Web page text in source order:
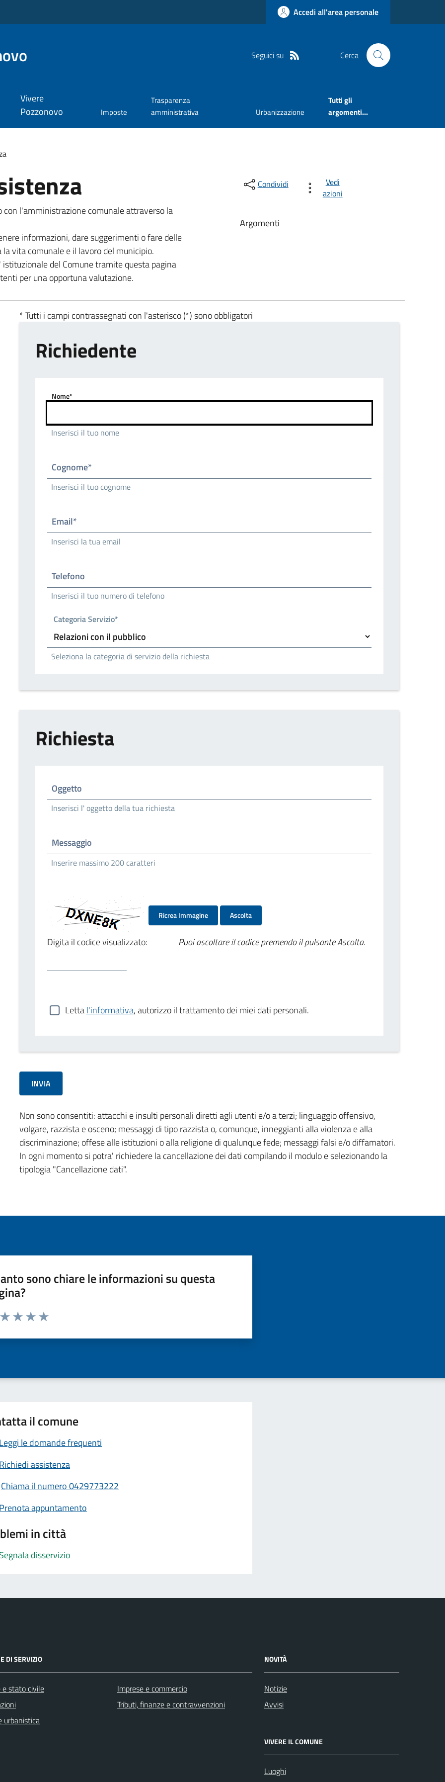
Accedi all'area personale
Seguici su Cerca
Vivere
Pozzonovo
Imposte
Trasparenza
amministrativa
Urbanizzazione
Tutti gli
argomenti...
con l'amministrazione comunale attraverso la
informazioni, dare suggerimenti o fare delle
vita comunale e il lavoro del municipio.
del Comune tramite questa pagina
per una opportuna valutazione.
Condividi
Vedi
azioni
Argomenti
* Tutti i campi contrassegnati con l'asterisco (*) sono obbligatori
Richiedente
Nome*
Inserisci il tuo nome
Cognome*
Inserisci il tuo cognome
Email*
Inserisci la tua email
Telefono
Inserisci il tuo numero di telefono
Categoria Servizio*
Seleziona la categoria di servizio della richiesta
Richiesta
Oggetto
Inserisci l' oggetto della tua richiesta
Messaggio
Inserire massimo 200 caratteri
Ricrea Immagine Ascolta
Digita il codice visualizzato: Puoi ascoltare il codice premendo il pulsante Ascolta.
Lettal'informativa, autorizzo il trattamento dei miei dati personali.
Non sono consentiti: attacchi e insulti personali diretti agli utenti e/o a terzi; linguaggio offensivo,
volgare, razzista e osceno; messaggi di tipo razzista o, comunque, inneggianti alla violenza e alla
discriminazione; offese alle istituzioni o alla religione di qualunque fede; messaggi falsi e/o diffamatori.
In ogni momento si potra' richiedere la cancellazione dei dati compilando il modulo e selezionando la
tipologia "Cancellazione dati".
sono chiare le informazioni su questa
da 1 a 5 stelle la pagina
il comune
Leggi le domande frequenti
Richiedi assistenza
Chiama il numero 0429773222
Prenota appuntamento
in città
Segnala disservizio
DI SERVIZIO
e stato civile
urbanistica
Imprese e commercio
Tributi, finanze e contravvenzioni
NOVITÀ
Notizie
Avvisi
VIVERE IL COMUNE
Luoghi